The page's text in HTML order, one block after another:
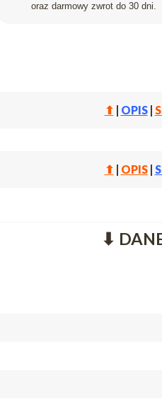
oraz darmowy zwrot do 30 dni.
⬆ | OPIS|
⬆ | OPIS|
⬇